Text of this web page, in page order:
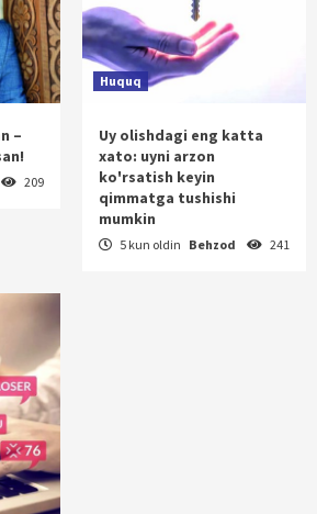
–
209
Huquq
Uy olishdagi eng katta
xato: uyni arzon
ko'rsatish keyin
qimmatga tushishi
mumkin
5 kun oldin Behzod 241